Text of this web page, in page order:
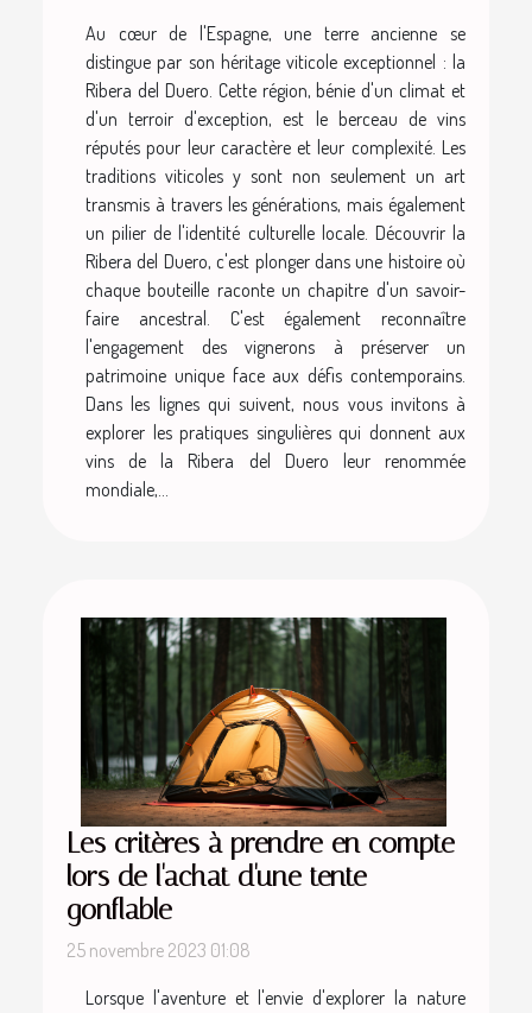
Au cœur de l'Espagne, une terre ancienne se
distingue par son héritage viticole exceptionnel : la
Ribera del Duero. Cette région, bénie d'un climat et
d'un terroir d'exception, est le berceau de vins
réputés pour leur caractère et leur complexité. Les
traditions viticoles y sont non seulement un art
transmis à travers les générations, mais également
un pilier de l'identité culturelle locale. Découvrir la
Ribera del Duero, c'est plonger dans une histoire où
chaque bouteille raconte un chapitre d'un savoir-
faire ancestral. C'est également reconnaître
l'engagement des vignerons à préserver un
patrimoine unique face aux défis contemporains.
Dans les lignes qui suivent, nous vous invitons à
explorer les pratiques singulières qui donnent aux
vins de la Ribera del Duero leur renommée
mondiale,...
Les critères à prendre en compte
lors de l'achat d'une tente
gonflable
25 novembre 2023 01:08
Lorsque l'aventure et l'envie d'explorer la nature